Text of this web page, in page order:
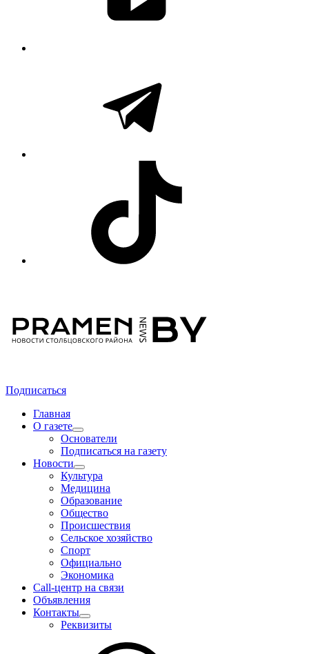
Подписаться
Главная
О газете
Основатели
Подписаться на газету
Новости
Культура
Медицина
Образование
Общество
Происшествия
Сельское хозяйство
Спорт
Официально
Экономика
Call-центр на связи
Объявления
Контакты
Реквизиты